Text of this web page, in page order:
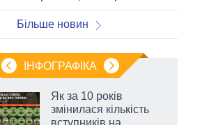
Більше новин
ІНФОГРАФІКА
Як за 10 років
змінилася кількість